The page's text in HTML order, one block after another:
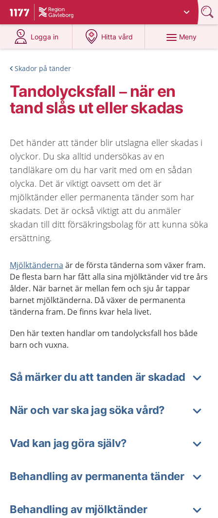
Till startsidan för 1177
Du har valt region
Logga in
på 1177.se
Hitta vård
på 1177.se
Meny
Skador på tänder
Tandolycksfall – när en
tand slås ut eller skadas
Det händer att tänder blir utslagna eller skadas i
olyckor. Du ska alltid undersökas av en
tandläkare om du har varit med om en sådan
olycka. Det är viktigt oavsett om det är
mjölktänder eller permanenta tänder som har
skadats. Det är också viktigt att du anmäler
skadan till ditt försäkringsbolag för att kunna söka
ersättning.
Mjölktänderna är de första tänderna som växer fram.
De flesta barn har fått alla sina mjölktänder vid tre års
ålder. När barnet är mellan fem och sju år tappar
barnet mjölktänderna. Då växer de permanenta
tänderna fram. De finns kvar hela livet.
Den här texten handlar om tandolycksfall hos både
barn och vuxna.
Så märker du att tanden är skadad
När och var ska jag söka vård?
Vad kan jag göra själv?
Behandling av permanenta tänder
Behandling av mjölktänder